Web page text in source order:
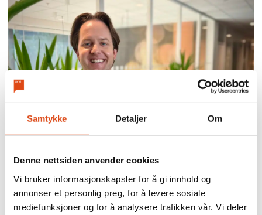
Samtykke Detaljer Om
Denne nettsiden anvender cookies
Vi bruker informasjonskapsler for å gi innhold og
annonser et personlig preg, for å levere sosiale
mediefunksjoner og for å analysere trafikken vår. Vi deler
Joakim Aadland: – Vi
trenger et organisert
kulturliv